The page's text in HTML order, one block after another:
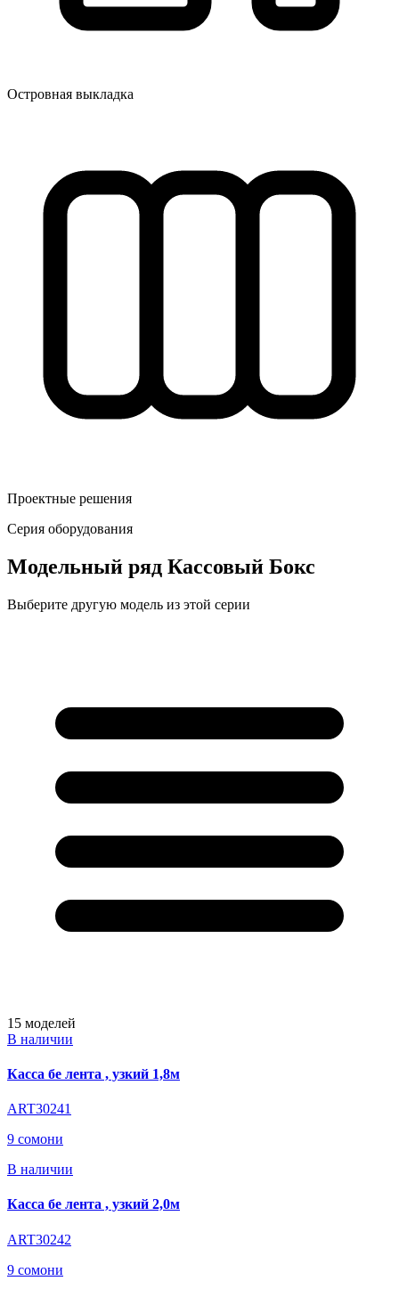
Островная выкладка
Проектные решения
Серия оборудования
Модельный ряд Кассовый Бокс
Выберите другую модель из этой серии
15 моделей
В наличии
Касса бе лента , узкий 1,8м
ART30241
9 сомони
В наличии
Касса бе лента , узкий 2,0м
ART30242
9 сомони